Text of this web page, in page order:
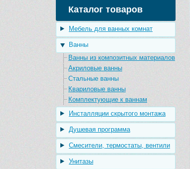
Каталог товаров
Мебель для ванных комнат
Ванны
Ванны из композитных материалов
Акриловые ванны
Стальные ванны
Квариловые ванны
Комплектующие к ваннам
Инсталляции скрытого монтажа
Душевая программа
Смесители, термостаты, вентили
Унитазы